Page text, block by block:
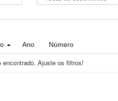
Ano Número
encontrado. Ajuste os filtros!